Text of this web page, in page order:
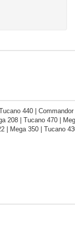
440 | Commandor
208 | Tucano 470 |
| Mega 350 | Tucano